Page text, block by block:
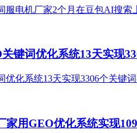
服电机厂家2个月在豆包AI搜
键词优化系统13天实现
优化系统13天实现3306个关键
家用GEO优化系统实现